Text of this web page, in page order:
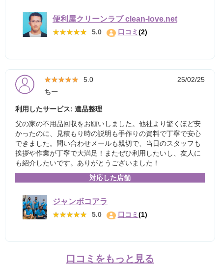
便利屋クリーンラブ clean-love.net
★★★★★
★★★★★ 5.0 口コミ(2)
★★★★★
★★★★★ 5.0
25/02/25
ちー
利用したサービス: 遺品整理
父の家の不用品回収をお願いしました。他社より驚くほど安
かったのに、見積もり時の説明も手作りの資料で丁寧で安心
できました。問い合わせメールも親切で、当日のスタッフも
挨拶や作業が丁寧で大満足！またぜひ利用したいし、友人に
も紹介したいです。ありがとうございました！
対応した店舗
ジャンボコアラ
★★★★★
★★★★★ 5.0 口コミ(1)
口コミをもっと見る